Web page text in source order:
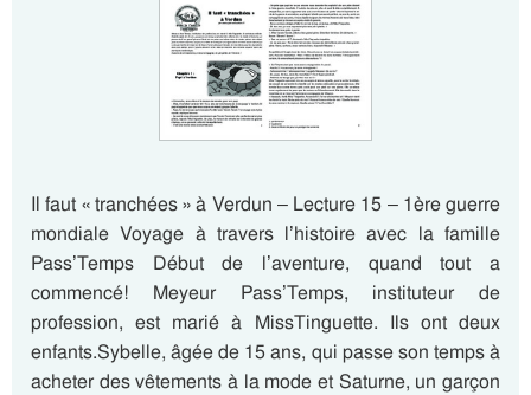
Il faut « tranchées » à Verdun – Lecture 15 – 1ère guerre
mondiale Voyage à travers l’histoire avec la famille
Pass’Temps Début de l’aventure, quand tout a
commencé! Meyeur Pass’Temps, instituteur de
profession, est marié à MissTinguette. Ils ont deux
enfants.Sybelle, âgée de 15 ans, qui passe son temps à
acheter des vêtements à la mode et Saturne, un garçon